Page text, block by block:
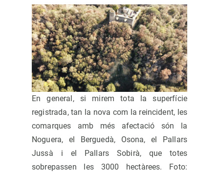
En general, si mirem tota la superfície
registrada, tan la nova com la reincident, les
comarques amb més afectació són la
Noguera, el Berguedà, Osona, el Pallars
Jussà i el Pallars Sobirà, que totes
sobrepassen les 3000 hectàrees. Foto: